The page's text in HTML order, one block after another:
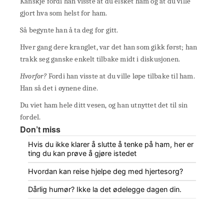
gjort hva som helst for ham.
Så begynte han å ta deg for gitt.
Hver gang dere kranglet, var det han som gikk først; han
trakk seg ganske enkelt tilbake midt i diskusjonen.
Hvorfor?Fordi han visste at du ville løpe tilbake til ham.
Han så det i øynene dine.
Du viet ham hele ditt vesen, og han utnyttet det til sin
fordel.
Don’t miss
Hvis du ikke klarer å slutte å tenke på ham, her er
ting du kan prøve å gjøre istedet
Hvordan kan reise hjelpe deg med hjertesorg?
Dårlig humør? Ikke la det ødelegge dagen din.